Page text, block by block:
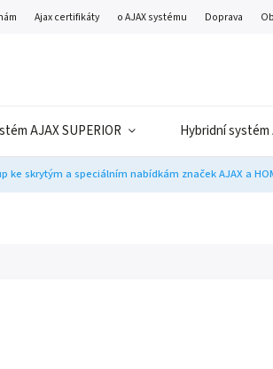
Ajax certifikáty o AJAX systému Doprava
AJAX SUPERIOR Hybridní systém
a speciálním nabídkám značek AJAX a